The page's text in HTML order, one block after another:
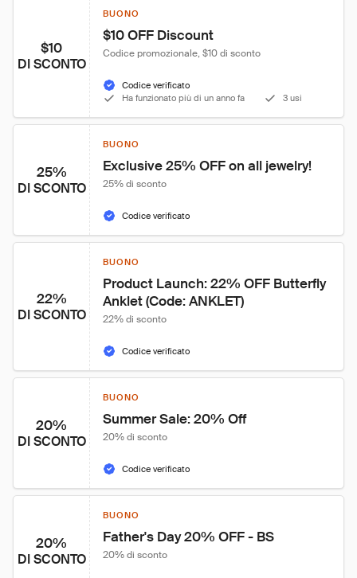
$10
DI SCONTO
BUONO
$10 OFF Discount
Codice promozionale, $10 di sconto
Codice verificato
Ha funzionato più di un anno fa
3 usi
25%
DI SCONTO
BUONO
Exclusive 25% OFF on all jewelry!
25% di sconto
Codice verificato
22%
DI SCONTO
BUONO
Product Launch: 22% OFF Butterfly
Anklet (Code: ANKLET)
22% di sconto
Codice verificato
20%
DI SCONTO
BUONO
Summer Sale: 20% Off
20% di sconto
Codice verificato
20%
DI SCONTO
BUONO
Father's Day 20% OFF - BS
20% di sconto